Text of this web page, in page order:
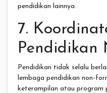
pendidikan lainnya.
7.
Pendidikan
Pendidikan tidak selalu
lembaga pendidikan non-
keterampilan atau program